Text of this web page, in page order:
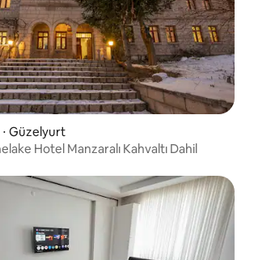
Güzelyurt
Hotel Manzaralı Kahvaltı Dahil